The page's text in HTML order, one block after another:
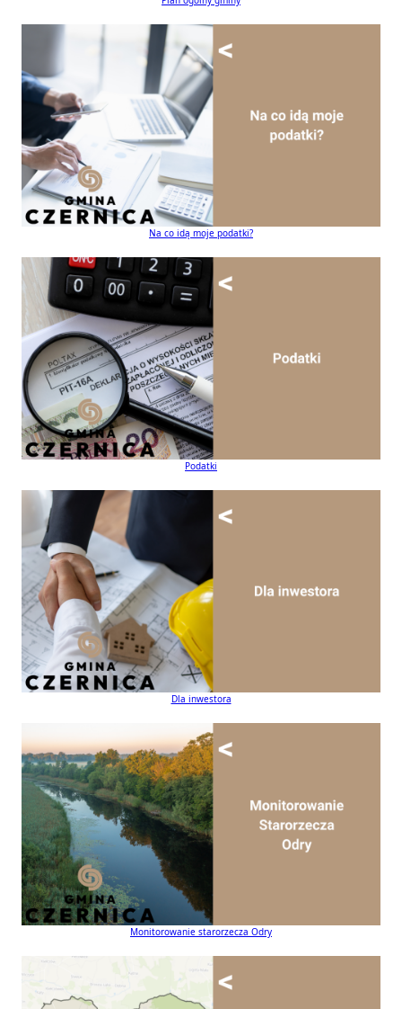
Na co idą moje podatki?
Podatki
Dla inwestora
Monitorowanie starorzecza Odry